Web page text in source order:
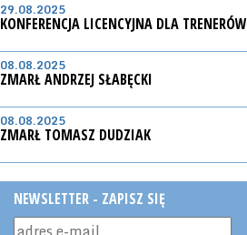
29.08.2025
KONFERENCJA LICENCYJNA DLA TRENERÓW
08.08.2025
ZMARŁ ANDRZEJ SŁABĘCKI
08.08.2025
ZMARŁ TOMASZ DUDZIAK
NEWSLETTER - ZAPISZ SIĘ